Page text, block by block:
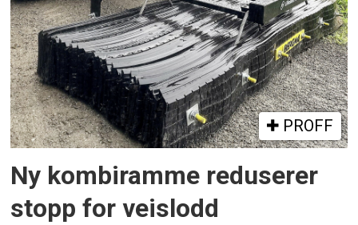
PROFF
Ny kombiramme reduserer
stopp for veislodd